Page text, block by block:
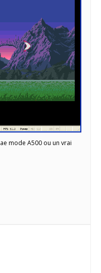
mode A500 ou un vrai